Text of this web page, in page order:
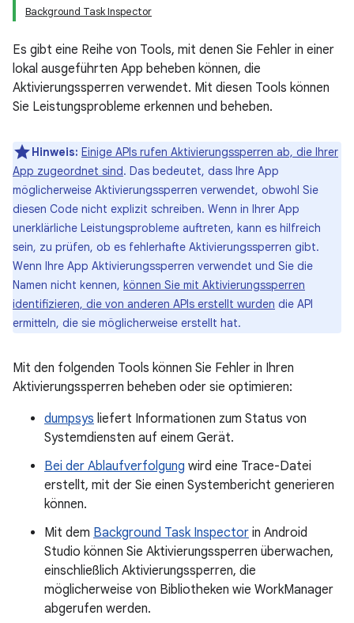
Background Task Inspector
Es gibt eine Reihe von Tools, mit denen Sie Fehler in einer
lokal ausgeführten App beheben können, die
Aktivierungssperren verwendet. Mit diesen Tools können
Sie Leistungsprobleme erkennen und beheben.
Hinweis: Einige APIs rufen Aktivierungssperren ab, die Ihrer
App zugeordnet sind. Das bedeutet, dass Ihre App
möglicherweise Aktivierungssperren verwendet, obwohl Sie
diesen Code nicht explizit schreiben. Wenn in Ihrer App
unerklärliche Leistungsprobleme auftreten, kann es hilfreich
sein, zu prüfen, ob es fehlerhafte Aktivierungssperren gibt.
Wenn Ihre App Aktivierungssperren verwendet und Sie die
Namen nicht kennen, können Sie mit Aktivierungssperren
identifizieren, die von anderen APIs erstellt wurden die API
ermitteln, die sie möglicherweise erstellt hat.
Mit den folgenden Tools können Sie Fehler in Ihren
Aktivierungssperren beheben oder sie optimieren:
dumpsys liefert Informationen zum Status von
Systemdiensten auf einem Gerät.
Bei der Ablaufverfolgung wird eine Trace-Datei
erstellt, mit der Sie einen Systembericht generieren
können.
Mit dem Background Task Inspector in Android
Studio können Sie Aktivierungssperren überwachen,
einschließlich Aktivierungssperren, die
möglicherweise von Bibliotheken wie WorkManager
abgerufen werden.